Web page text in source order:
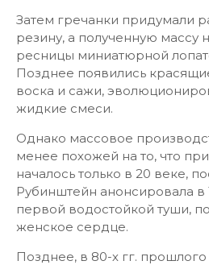
Затем гречанки придумали
резину, а полученную массу
ресницы миниатюрной
Позднее появились
воска и сажи,
жидкие смеси.
Однако массовое
менее похожей на то, что
началось только в 20 веке,
Рубинштейн анонсировала в
первой водостойкой туши,
женское сердце.
Позднее, в 80-х гг. прошлого